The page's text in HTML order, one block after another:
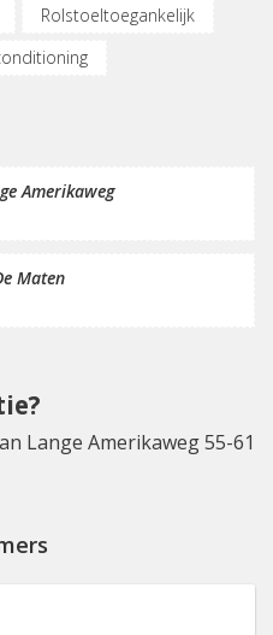
Rolstoeltoegankelijk
Amerikaweg
Maten
Lange Amerikaweg 55-61